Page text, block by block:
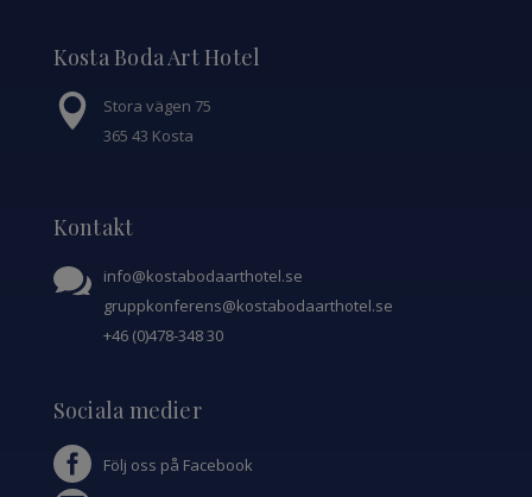
Kosta Boda Art Hotel
Stora vägen 75
365 43 Kosta
Kontakt
info@kostabodaarthotel.se
gruppkonferens@kostabodaarthotel.se
+46 (0)478-348 30
Sociala medier
Följ oss på Facebook